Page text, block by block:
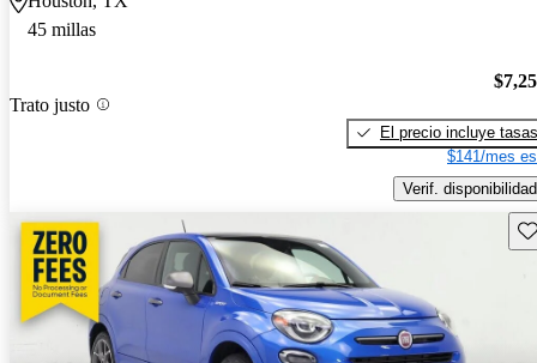
45 millas
Trato justo
El precio incluye tasas
$141/mes
Verif. disponibilidad